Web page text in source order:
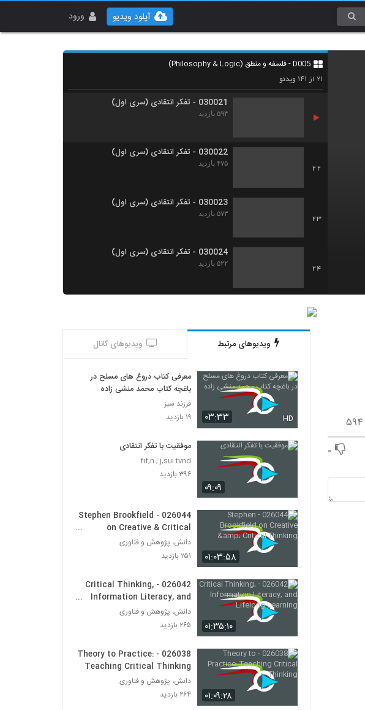
ورود آپلود ویدیو
D005 - فلسفه و منطق (Philosophy & Logic)
۲۱ از ۱۴۱ ویدئو
20
030020 - تفکر انتقادی (سری اول)
۴۹۷ بازدید
030021 - تفکر انتقادی (سری اول)
۵۹۴ بازدید
22
030022 - تفکر انتقادی (سری اول)
۴۷۵ بازدید
23
030023 - تفکر انتقادی (سری اول)
۵۷۳ بازدید
24
030024 - تفکر انتقادی (سری اول)
۵۲۲ بازدید
25
030026 - تفکر انتقادی (سری اول)
030027 - تفکر انتقادی (سری اول)
۵۸۹ بازدید
030028 - تفکر انتقادی (سری اول)
۵۱۱ بازدید
030038 - نظریه انتخاب عقلانی
۵۹۷ بازدید
030039 - نظریه انتخاب عقلانی
030040 - نظریه انتخاب عقلانی
۶۱۰ بازدید
030041 - نظریه انتخاب عقلانی
۰
ویدیوهای مرتبط ویدیوهای کانال
۰۳:۳۳ HD
معرفی کتاب دروغ های مسلح در
باغچه کتاب محمد منشی زاده
فرزند سبز
۱۹ بازدید
۰۹:۰۹
موفقیت با تفکر انتقادی
fif,n , j,sui tvnd
۳۹۶ بازدید
۰۱:۰۳:۵۸
026044 - Stephen Brookfield
on Creative & Critical
Thinking
دانش، پژوهش و فناوری
۲۵۱ بازدید
۰۱:۳۵:۱۰
026042 - Critical Thinking,
Information Literacy, and
Lifelong Learning
دانش، پژوهش و فناوری
۲۶۵ بازدید
۰۱:۰۹:۲۸
026038 - Theory to Practice:
Teaching Critical Thinking
دانش، پژوهش و فناوری
۲۶۴ بازدید